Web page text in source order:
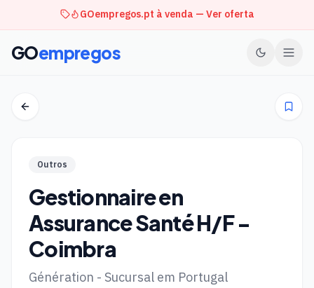
GOempregos.pt à venda — Ver oferta
GOempregos
Outros
Gestionnaire en
Assurance Santé H/F -
Coimbra
Génération - Sucursal em Portugal